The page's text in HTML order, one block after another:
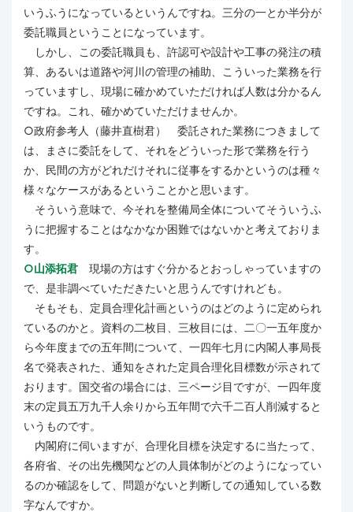
いうふうになっているというんですね。三分の一とか半分が
委託職員ということになっています。
しかし、この委託職員も、許認可や設計や工事の発注の積
算、あるいは道路や河川の管理の補助、こういった業務を行
っていますし、現場に確かめていただければ人数は分かるん
ですね。これ、確かめていただけませんか。
○政府参考人（藤井直樹君） 委託された業務につきまして
は、まさに委託をして、それをどういった形で業務を行う
か、民間の方がどれだけそれに従事をするかというのは種々
様々なケースがあるということかと思います。
そういう意味で、今それを整備局全体についてそういうふ
うに把握することはなかなか困難ではないかと考えておりま
す。
○山添拓君 現場の方はすぐ分かるとおっしゃっていますの
で、是非調べていただきたいと思うんですけれども。
そもそも、定員合理化計画というのはどのように定められ
ているのかと。資料の二枚目、三枚目には、二〇一五年度か
ら今年度までの五年間について、一四年七月に内閣人事局長
名で発表された、通知をされた定員合理化目標数が示されて
おります。国交省の場合には、三ページ目ですが、一四年度
末の定員五万九千人余りから五年間で六千二百人削減すると
いうものです。
内閣府に伺いますが、合理化目標を決定するに当たって、
各府省、その出先機関などの人員体制がどのようになってい
るのか確認をして、問題がないと判断しての通知している数
字なんですか。